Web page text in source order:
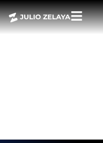
LA
LA